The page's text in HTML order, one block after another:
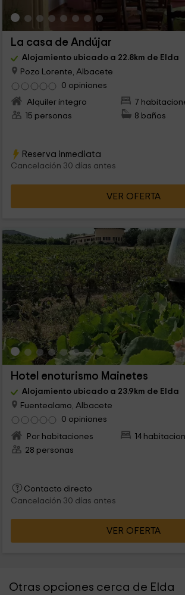
La casa de Andújar
Alojamiento ubicado a 22.8km de Elda
Pozo Lorente, Albacete
0 opiniones
Alquiler íntegro
7
15 personas
8 baños
Reserva inmediata
Cancelación 30 días antes
VER OFERTA
Hotel enoturismo Mainetes
Alojamiento ubicado a 23.9km de Elda
Fuentealamo, Albacete
0 opiniones
Por habitaciones
14
28 personas
Contacto directo
Cancelación 30 días antes
VER OFERTA
Otras opciones cerca de Elda